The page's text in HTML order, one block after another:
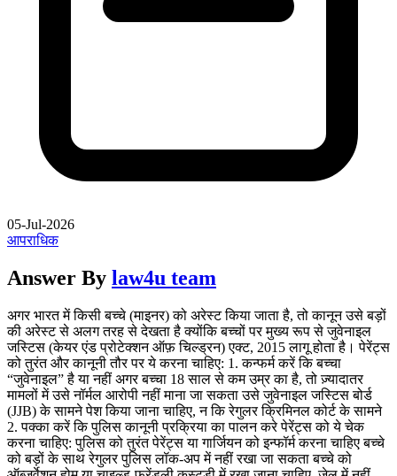
05-Jul-2026
आपराधिक
Answer By law4u team
अगर भारत में किसी बच्चे (माइनर) को अरेस्ट किया जाता है, तो कानून उसे बड़ों
की अरेस्ट से अलग तरह से देखता है क्योंकि बच्चों पर मुख्य रूप से जुवेनाइल
जस्टिस (केयर एंड प्रोटेक्शन ऑफ़ चिल्ड्रन) एक्ट, 2015 लागू होता है। पेरेंट्स
को तुरंत और कानूनी तौर पर ये करना चाहिए: 1. कन्फर्म करें कि बच्चा
“जुवेनाइल” है या नहीं अगर बच्चा 18 साल से कम उम्र का है, तो ज़्यादातर
मामलों में उसे नॉर्मल आरोपी नहीं माना जा सकता उसे जुवेनाइल जस्टिस बोर्ड
(JJB) के सामने पेश किया जाना चाहिए, न कि रेगुलर क्रिमिनल कोर्ट के सामने
2. पक्का करें कि पुलिस कानूनी प्रक्रिया का पालन करे पेरेंट्स को ये चेक
करना चाहिए: पुलिस को तुरंत पेरेंट्स या गार्जियन को इन्फॉर्म करना चाहिए बच्चे
को बड़ों के साथ रेगुलर पुलिस लॉक-अप में नहीं रखा जा सकता बच्चे को